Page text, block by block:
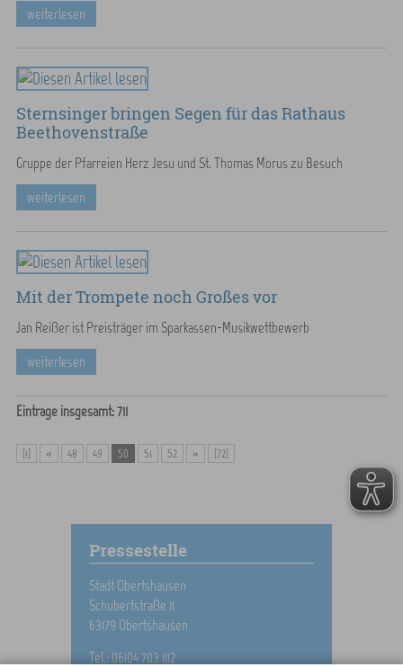
weiterlesen
Sternsinger bringen Segen für das Rathaus
Beethovenstraße
Gruppe der Pfarreien Herz Jesu und St. Thomas Morus zu Besuch
weiterlesen
Mit der Trompete noch Großes vor
Jan Reißer ist Preisträger im Sparkassen-Musikwettbewerb
weiterlesen
Einträge insgesamt: 711
[1] « 48 49 50 51 52 » [72]
Pressestelle
Stadt Obertshausen
Schubertstraße 11
63179 Obertshausen
Tel.: 06104 703 1112